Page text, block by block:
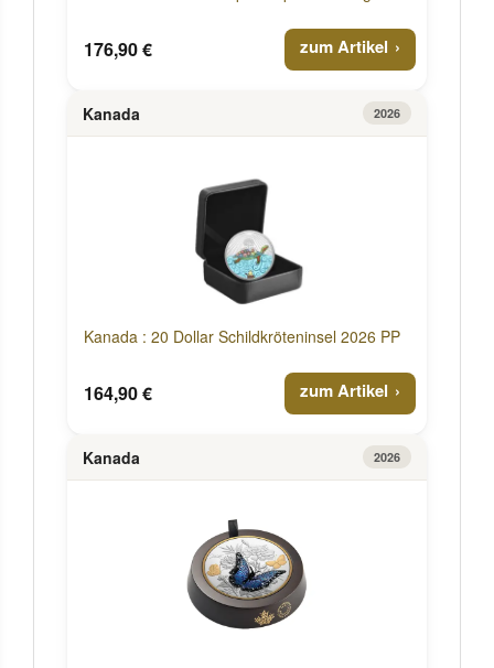
176,90 € zum Artikel
Kanada 2026
Kanada : 20 Dollar Schildkröteninsel 2026 PP
164,90 € zum Artikel
Kanada 2026